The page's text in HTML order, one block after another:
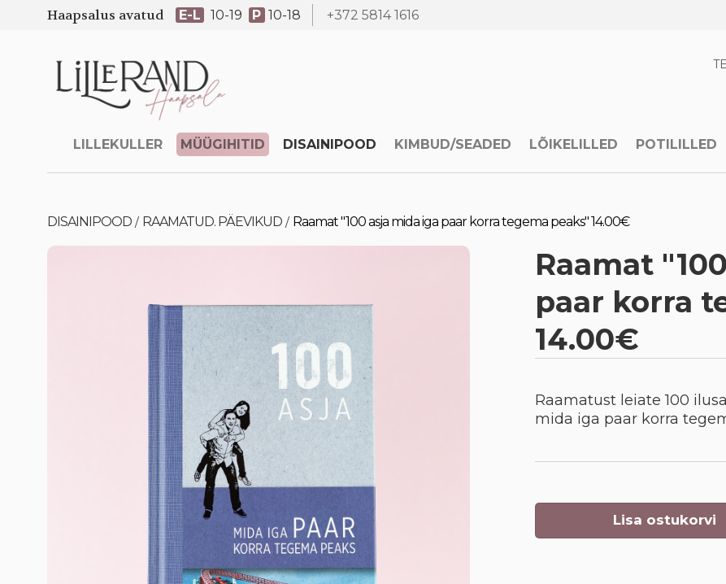
Haapsalus avatud E-L 10-19 P 10-18 +372 5814 1616
LILLEKULLER MÜÜGIHITID DISAINIPOOD KIMBUD/SEADED LÕIKELILLED POTILILLED
DISAINIPOOD / RAAMATUD. PÄEVIKUD / Raamat "100 asja mida iga paar korra tegema peaks" 14.00€
Raamat
paar korra
14.00€
Raamatust leiate 100
mida iga paar korra
Lisa ostukorvi